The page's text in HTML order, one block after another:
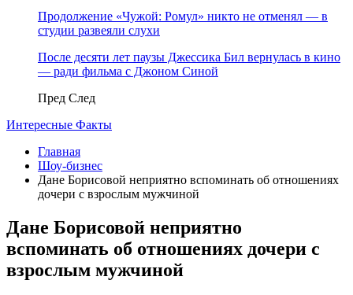
Продолжение «Чужой: Ромул» никто не отменял — в
студии развеяли слухи
После десяти лет паузы Джессика Бил вернулась в кино
— ради фильма с Джоном Синой
Пред След
Интересные Факты
Главная
Шоу-бизнес
Дане Борисовой неприятно вспоминать об отношениях
дочери с взрослым мужчиной
Дане Борисовой неприятно
вспоминать об отношениях дочери с
взрослым мужчиной